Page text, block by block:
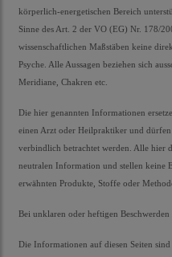
körperlich-energetischen Bereich
Sinne des Art. 2 der VO (EG) Nr. 178/
wissenschaftlichen Maßstäben keine
Psyche. Alle Aussagen beziehen sich
Meridiane, Chakren etc.
Die hier genannten Informationen
einen Arzt oder Heilpraktiker und
verbindlich betrachtet werden. Alle hier
neutralen Information und stellen keine
erwähnten Produkte, Stoffe oder
Bei unklaren oder heftigen
Die Informationen auf diesen Seiten